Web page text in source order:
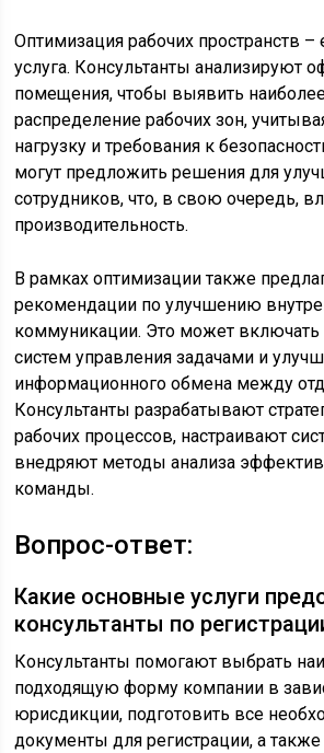
Оптимизация рабочих пространств
услуга. Консультанты анализируют
помещения, чтобы выявить
распределение рабочих зон,
нагрузку и требования к
могут предложить решения для
сотрудников, что, в свою очередь,
производительность.
В рамках оптимизации также
рекомендации по улучшению
коммуникации. Это может включать
систем управления задачами и
информационного обмена между
Консультанты разрабатывают
рабочих процессов, настраивают
внедряют методы анализа
команды.
Вопрос-ответ:
Какие основные услуги
консультанты по
Консультанты помогают выбрать
подходящую форму компании в
юрисдикции, подготовить все
документы для регистрации, а